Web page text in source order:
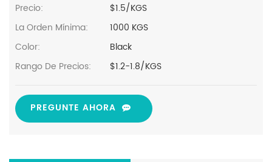
Precio:
$1.5/KGS
La Orden Mínima:
1000 KGS
Color:
Black
Rango De Precios:
$1.2-1.8/KGS
PREGUNTE AHORA